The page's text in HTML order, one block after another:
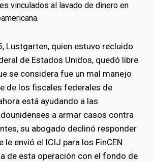
vinculados al lavado de dinero en
Lustgarten, quien estuvo recluido
de Estados Unidos, quedó libre
se considera fue un mal manejo
de los fiscales federales de
está ayudando a las
a armar casos contra
su abogado declinó responder
le envió el ICIJ para los FinCEN
de esta operación con el fondo de